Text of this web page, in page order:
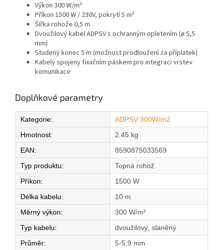
Výkon 300 W/m²
Příkon 1500 W / 230V, pokrytí 5 m²
Šířka rohože 0,5 m
Dvoužilový kabel ADPSV s ochranným opletením (ø 5,5
mm)
Studený konec 5 m (možnost prodloužení za příplatek)
Kabely spojeny fixačním páskem pro integraci vrstev
komunikace
Doplňkové parametry
Kategorie:
ADPSV 300W/m2
Hmotnost:
2.45 kg
EAN:
8590875033569
Typ produktu:
Topná rohož
Příkon:
1500 W
Délka kabelu:
10 m
Měrný výkon:
300 W/m²
Typ kabelu:
dvoužilový, slaněný
Průměr:
5-5,9 mm